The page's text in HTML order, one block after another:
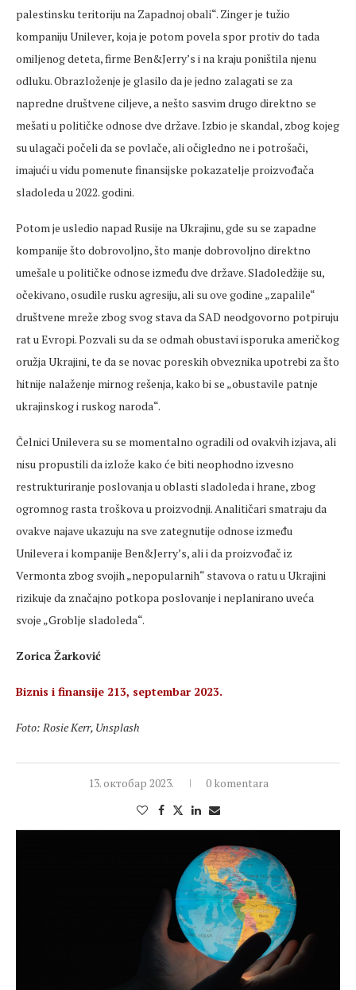
palestinsku teritoriju na Zapadnoj obali“. Zinger je tužio
kompaniju Unilever, koja je potom povela spor protiv do tada
omiljenog deteta, firme Ben&Jerry’s i na kraju poništila njenu
odluku. Obrazloženje je glasilo da je jedno zalagati se za
napredne društvene ciljeve, a nešto sasvim drugo direktno se
mešati u političke odnose dve države. Izbio je skandal, zbog kojeg
su ulagači počeli da se povlače, ali očigledno ne i potrošači,
imajući u vidu pomenute finansijske pokazatelje proizvođača
sladoleda u 2022. godini.
Potom je usledio napad Rusije na Ukrajinu, gde su se zapadne
kompanije što dobrovoljno, što manje dobrovoljno direktno
umešale u političke odnose između dve države. Sladoledžije su,
očekivano, osudile rusku agresiju, ali su ove godine „zapalile“
društvene mreže zbog svog stava da SAD neodgovorno potpiruju
rat u Evropi. Pozvali su da se odmah obustavi isporuka američkog
oružja Ukrajini, te da se novac poreskih obveznika upotrebi za što
hitnije nalaženje mirnog rešenja, kako bi se „obustavile patnje
ukrajinskog i ruskog naroda“.
Čelnici Unilevera su se momentalno ogradili od ovakvih izjava, ali
nisu propustili da izlože kako će biti neophodno izvesno
restrukturiranje poslovanja u oblasti sladoleda i hrane, zbog
ogromnog rasta troškova u proizvodnji. Analitičari smatraju da
ovakve najave ukazuju na sve zategnutije odnose između
Unilevera i kompanije Ben&Jerry’s, ali i da proizvođač iz
Vermonta zbog svojih „nepopularnih“ stavova o ratu u Ukrajini
rizikuje da značajno potkopa poslovanje i neplanirano uveća
svoje „Groblje sladoleda“.
Zorica Žarković
Biznis i finansije 213, septembar 2023.
Foto: Rosie Kerr, Unsplash
13. октобар 2023. 0 komentara